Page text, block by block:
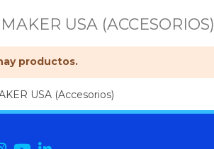
USA (ACCESORIOS)
productos.
USA (Accesorios)